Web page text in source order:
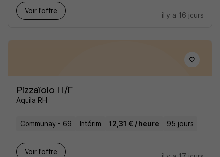
Voir l’offre
il y a 16 jours
Pizzaïolo H/F
Aquila RH
Communay - 69 Intérim 12,31 € / heure 95 jours
Voir l’offre